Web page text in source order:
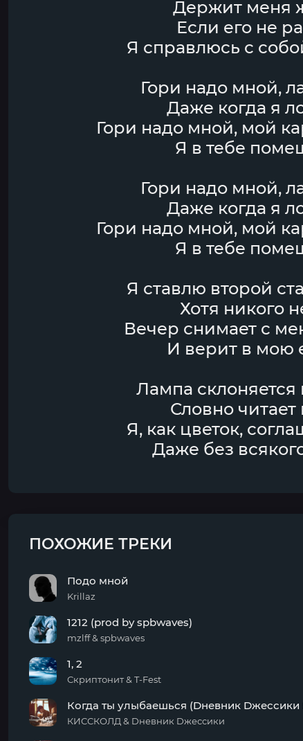
Держит меня
Если его не
Я справлюсь с
Гори надо мной,
Даже когда я
Гори надо мной, мой
Я в тебе
Гори надо мной,
Даже когда я
Гори надо мной, мой
Я в тебе
Я ставлю второй
Хотя никого
Вечер снимает с
И верит в мою
Лампа
Словно
Я, как цветок,
Даже без
ПОХОЖИЕ ТРЕКИ
мной
Подо мной
Krillaz
(prod
by
1212 (prod by spbwaves)
mzlff & spbwaves
1, 2
Скриптонит & T-Fest
Когда ты улыбаешься (Dневник Dжессики
КИССКОЛД & Dневник Dжессики